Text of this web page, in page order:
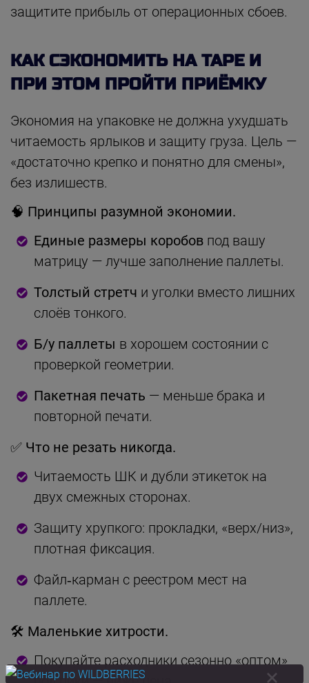
защитите прибыль от операционных сбоев.
КАК СЭКОНОМИТЬ НА ТАРЕ И
ПРИ ЭТОМ ПРОЙТИ ПРИЁМКУ
Экономия на упаковке не должна ухудшать
читаемость ярлыков и защиту груза. Цель —
«достаточно крепко и понятно для смены»,
без излишеств.
🧠 Принципы разумной экономии.
Единые размеры коробов под вашу
матрицу — лучше заполнение паллеты.
Толстый стретч и уголки вместо лишних
слоёв тонкого.
Б/у паллеты в хорошем состоянии с
проверкой геометрии.
Пакетная печать — меньше брака и
повторной печати.
✅ Что не резать никогда.
Читаемость ШК и дубли этикеток на
двух смежных сторонах.
Защиту хрупкого: прокладки, «верх/низ»,
плотная фиксация.
Файл‑карман с реестром мест на
паллете.
🛠 Маленькие хитрости.
Покупайте расходники сезонно «оптом»